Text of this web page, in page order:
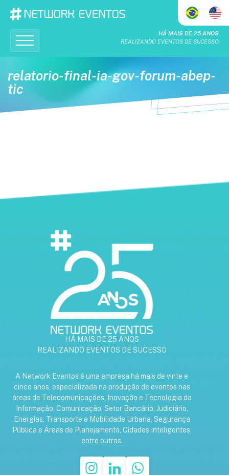
HÁ MAIS DE 25 ANOS
REALIZANDO EVENTOS DE SUCESSO
Quem Somos
O Que Fazemos
Contato
relatorio-final-ia-gov-forum-abep-
tic
HÁ MAIS DE 25 ANOS
REALIZANDO EVENTOS DE SUCESSO
A Network Eventos é uma empresa há mais de vinte e
cinco anos, especializada na produção de eventos nas
áreas de Telecomunicações, Inovação e Tecnologia da
Informação, Comunicação, Setor Bancário, Judiciário,
Energias, Transporte e Mobilidade Urbana, Segurança
Pública e Áreas de Planejamento, Cidades Inteligentes,
entre outras.